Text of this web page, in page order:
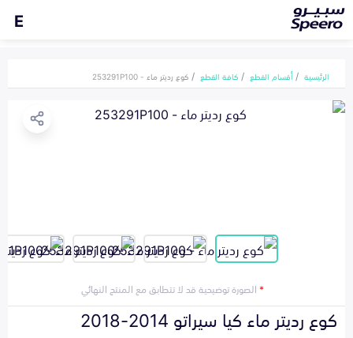
E
الرئيسية أقسام القطع كافة القطع كوع رديتر ماء - 253291P100
*الصورة توضيحية قد لا تتطابق مع المنتج النهائي
كوع رديتر ماء كيا سيراتو 2014-2018